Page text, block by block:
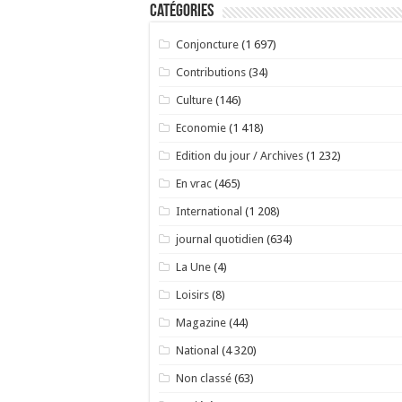
Catégories
Conjoncture(1 697)
Contributions(34)
Culture(146)
Economie(1 418)
Edition du jour / Archives(1 232)
En vrac(465)
International (1 208)
journal quotidien (634)
La Une(4)
Loisirs(8)
Magazine(44)
National (4 320)
Non classé(63)